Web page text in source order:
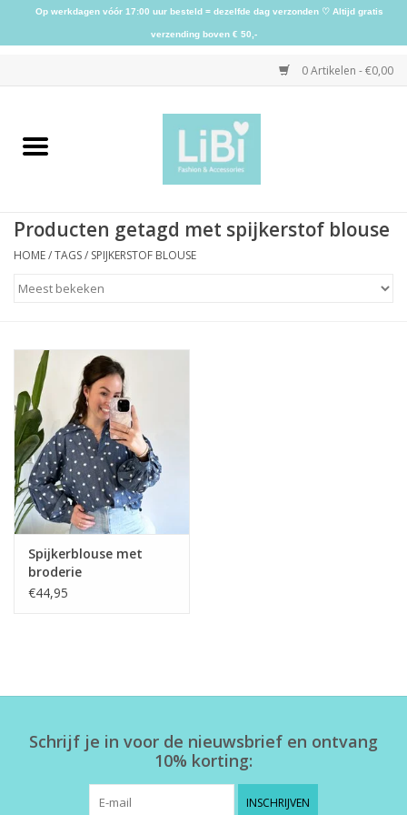
0 Artikelen - €0,00
Home
Schoenen
Sieraden
Accessoires
Home deco
SALE
Herensokken
Producten getagd met spijkerstof blouse
HOME/TAGS/ SPIJKERSTOF BLOUSE
Spijkerblouse met
broderie
€44,95
Schrijf je in voor de nieuwsbrief en ontvang
10% korting:
INSCHRIJVEN
Op werkdagen vóór 17:00 uur besteld = dezelfde dag verzonden ♡ Altijd gratis
verzending boven € 50,-